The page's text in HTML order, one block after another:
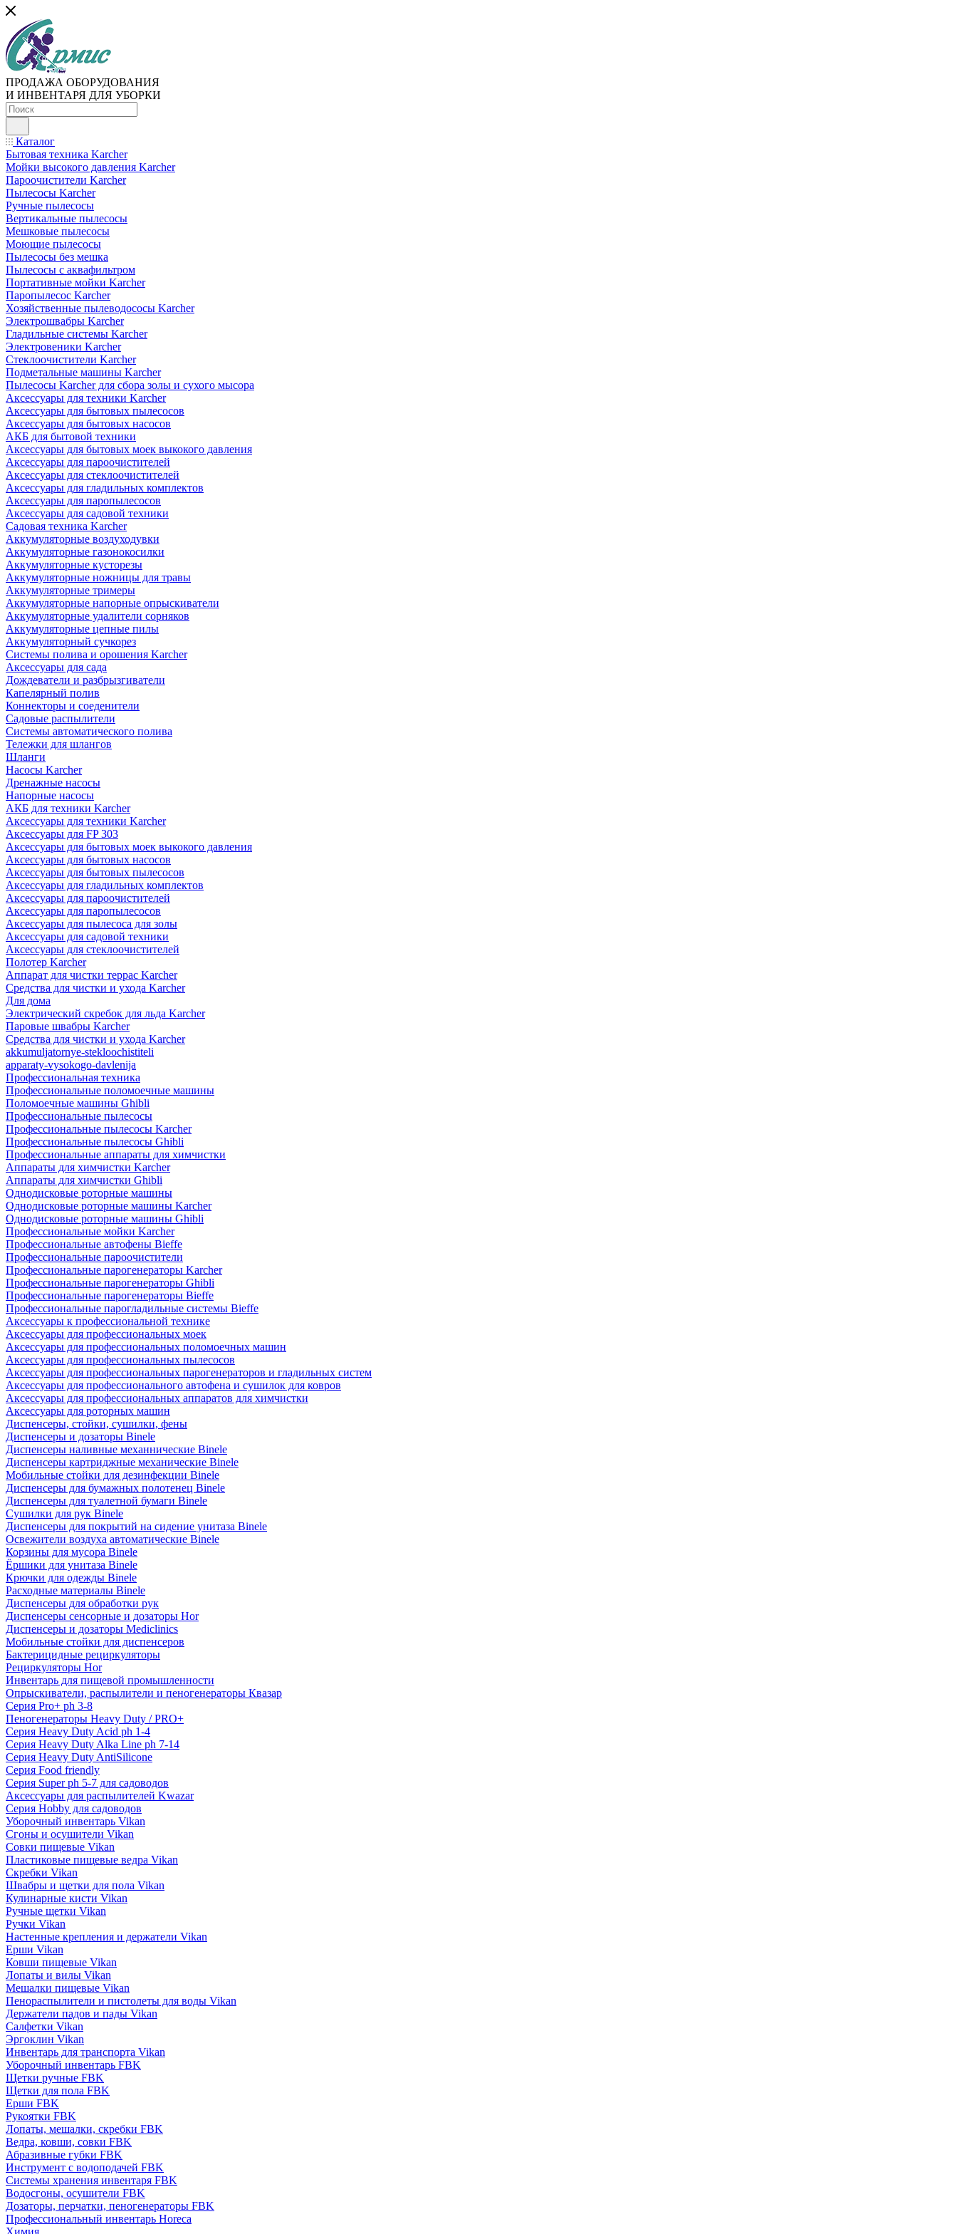
ПРОДАЖА ОБОРУДОВАНИЯ
И ИНВЕНТАРЯ ДЛЯ УБОРКИ
Каталог
Бытовая техника Karcher
Мойки высокого давления Karcher
Пароочистители Karcher
Пылесосы Karcher
Ручные пылесосы
Вертикальные пылесосы
Мешковые пылесосы
Моющие пылесосы
Пылесосы без мешка
Пылесосы с аквафильтром
Портативные мойки Karcher
Паропылесос Karcher
Хозяйственные пылеводососы Karcher
Электрошвабры Karcher
Гладильные системы Karcher
Электровеники Karcher
Стеклоочистители Karcher
Подметальные машины Karcher
Пылесосы Karcher для сбора золы и сухого мысора
Аксессуары для техники Karcher
Аксессуары для бытовых пылесосов
Аксессуары для бытовых насосов
АКБ для бытовой техники
Аксессуары для бытовых моек выкокого давления
Аксессуары для пароочистителей
Аксессуары для стеклоочистителей
Аксессуары для гладильных комплектов
Аксессуары для паропылесосов
Аксессуары для садовой техники
Садовая техника Karcher
Аккумуляторные воздуходувки
Аккумуляторные газонокосилки
Аккумуляторные кусторезы
Аккумуляторные ножницы для травы
Аккумуляторные тримеры
Аккумуляторные напорные опрыскиватели
Аккумуляторные удалители сорняков
Аккумуляторные цепные пилы
Аккумуляторный сучкорез
Системы полива и орошения Karcher
Аксессуары для сада
Дождеватели и разбрызгиватели
Капелярный полив
Коннекторы и соеденители
Садовые распылители
Системы автоматического полива
Тележки для шлангов
Шланги
Насосы Karcher
Дренажные насосы
Напорные насосы
АКБ для техники Karcher
Аксессуары для техники Karcher
Аксессуары для FP 303
Аксессуары для бытовых моек выкокого давления
Аксессуары для бытовых насосов
Аксессуары для бытовых пылесосов
Аксессуары для гладильных комплектов
Аксессуары для пароочистителей
Аксессуары для паропылесосов
Аксессуары для пылесоса для золы
Аксессуары для садовой техники
Аксессуары для стеклоочистителей
Полотер Karcher
Аппарат для чистки террас Karcher
Средства для чистки и ухода Karcher
Для дома
Электрический скребок для льда Karcher
Паровые швабры Karcher
Средства для чистки и ухода Karcher
akkumuljatornye-stekloochistiteli
apparaty-vysokogo-davlenija
Профессиональная техника
Профессиональные поломоечные машины
Поломоечные машины Ghibli
Профессиональные пылесосы
Профессиональные пылесосы Karcher
Профессиональные пылесосы Ghibli
Профессиональные аппараты для химчистки
Аппараты для химчистки Karcher
Аппараты для химчистки Ghibli
Однодисковые роторные машины
Однодисковые роторные машины Karcher
Однодисковые роторные машины Ghibli
Профессиональные мойки Karcher
Профессиональные автофены Bieffe
Профессиональные пароочистители
Профессиональные парогенераторы Karcher
Профессиональные парогенераторы Ghibli
Профессиональные парогенераторы Bieffe
Профессиональные парогладильные системы Bieffe
Аксессуары к профессиональной технике
Аксессуары для профессиональных моек
Аксессуары для профессиональных поломоечных машин
Аксессуары для профессиональных пылесосов
Аксессуары для профессиональных парогенераторов и гладильных систем
Аксессуары для профессионального автофена и сушилок для ковров
Аксессуары для профессиональных аппаратов для химчистки
Аксессуары для роторных машин
Диспенсеры, стойки, сушилки, фены
Диспенсеры и дозаторы Binele
Диспенсеры наливные механнические Binele
Диспенсеры картриджные механические Binele
Мобильные стойки для дезинфекции Binele
Диспенсеры для бумажных полотенец Binele
Диспенсеры для туалетной бумаги Binele
Сушилки для рук Binele
Диспенсеры для покрытий на сидение унитаза Binele
Освежители воздуха автоматические Binele
Корзины для мусора Binele
Ёршики для унитаза Binele
Крючки для одежды Binele
Расходные материалы Binele
Диспенсеры для обработки рук
Диспенсеры сенсорные и дозаторы Hor
Диспенсеры и дозаторы Mediclinics
Мобильные стойки для диспенсеров
Бактерицидные рециркуляторы
Рециркуляторы Hor
Инвентарь для пищевой промышленности
Опрыскиватели, распылители и пеногенераторы Квазар
Серия Pro+ ph 3-8
Пеногенераторы Heavy Duty / PRO+
Серия Heavy Duty Acid ph 1-4
Серия Heavy Duty Alka Line ph 7-14
Серия Heavy Duty AntiSilicone
Серия Food friendly
Серия Super ph 5-7 для садоводов
Аксессуары для распылителей Kwazar
Серия Hobby для садоводов
Уборочный инвентарь Vikan
Сгоны и осушители Vikan
Совки пищевые Vikan
Пластиковые пищевые ведра Vikan
Скребки Vikan
Швабры и щетки для пола Vikan
Кулинарные кисти Vikan
Ручные щетки Vikan
Ручки Vikan
Настенные крепления и держатели Vikan
Ерши Vikan
Ковши пищевые Vikan
Лопаты и вилы Vikan
Мешалки пищевые Vikan
Пенораспылители и пистолеты для воды Vikan
Держатели падов и пады Vikan
Салфетки Vikan
Эргоклин Vikan
Инвентарь для транспорта Vikan
Уборочный инвентарь FBK
Щетки ручные FBK
Щетки для пола FBK
Ерши FBK
Рукоятки FBK
Лопаты, мешалки, скребки FBK
Ведра, ковши, совки FBK
Абразивные губки FBK
Инструмент с водоподачей FBK
Системы хранения инвентаря FBK
Водосгоны, осушители FBK
Дозаторы, перчатки, пеногенераторы FBK
Профессиональный инвентарь Horeca
Химия